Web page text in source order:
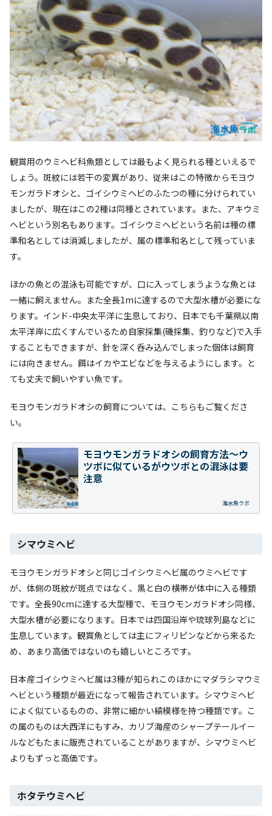
観賞用のウミヘビ科魚類としては最もよく見られる種といえるで
しょう。斑紋には若干の変異があり、従来はこの特徴からモヨウ
モンガラドオシと、ゴイシウミヘビのふたつの種に分けられてい
ましたが、現在はこの2種は同種とされています。また、アキウミ
ヘビという別名もあります。ゴイシウミヘビという名前は種の標
準和名としては消滅しましたが、属の標準和名として残っていま
す。
ほかの魚との混泳も可能ですが、口に入ってしまうような魚とは
一緒に飼えません。また全長1mに達するので大型水槽が必要にな
ります。インド-中央太平洋に生息しており、日本でも千葉県以南
太平洋岸に広くすんでいるため自家採集(磯採集、釣りなど)で入手
することもできますが、針を深く呑み込んでしまった個体は飼育
には向きません。餌はイカやエビなどを与えるようにします。と
ても丈夫で飼いやすい魚です。
モヨウモンガラドオシの飼育については、こちらもご覧くださ
い。
海水魚ラボ
モヨウモンガラドオシの飼育方法～ウ
ツボに似ているがウツボとの混泳は要
注意
シマウミヘビ
モヨウモンガラドオシと同じゴイシウミヘビ属のウミヘビです
が、体側の斑紋が斑点ではなく、黒と白の横帯が体中に入る種類
です。全長90cmに達する大型種で、モヨウモンガラドオシ同様、
大型水槽が必要になります。日本では四国沿岸や琉球列島などに
生息しています。観賞魚としては主にフィリピンなどから来るた
め、あまり高価ではないのも嬉しいところです。
日本産ゴイシウミヘビ属は3種が知られこのほかにマダラシマウミ
ヘビという種類が最近になって報告されています。シマウミヘビ
によく似ているものの、非常に細かい縞模様を持つ種類です。こ
の属のものは大西洋にもすみ、カリブ海産のシャープテールイー
ルなどもたまに販売されていることがありますが、シマウミヘビ
よりもずっと高価です。
ホタテウミヘビ